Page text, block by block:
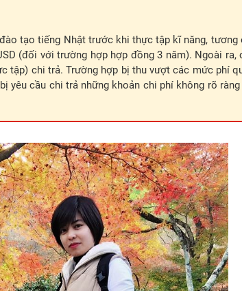
tạo tiếng Nhật trước khi thực tập kĩ năng,
(đối với trường hợp hợp đồng 3 năm). Ngoài
chi trả. Trường hợp bị thu vượt các mức phí
yêu cầu chi trả những khoản chi phí không rõ